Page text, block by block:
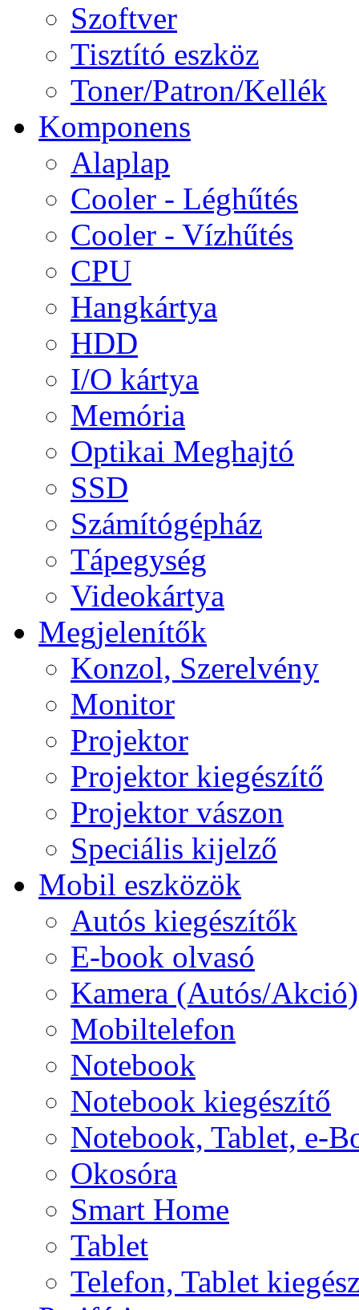
Szoftver
Tisztító eszköz
Toner/Patron/Kellék
Komponens
Alaplap
Cooler - Léghűtés
Cooler - Vízhűtés
CPU
Hangkártya
HDD
I/O kártya
Memória
Optikai Meghajtó
SSD
Számítógépház
Tápegység
Videokártya
Megjelenítők
Konzol, Szerelvény
Monitor
Projektor
Projektor kiegészítő
Projektor vászon
Speciális kijelző
Mobil eszközök
Autós kiegészítők
E-book olvasó
Kamera (Autós/Akció)
Mobiltelefon
Notebook
Notebook kiegészítő
Notebook, Tablet, e-
Okosóra
Smart Home
Tablet
Telefon, Tablet